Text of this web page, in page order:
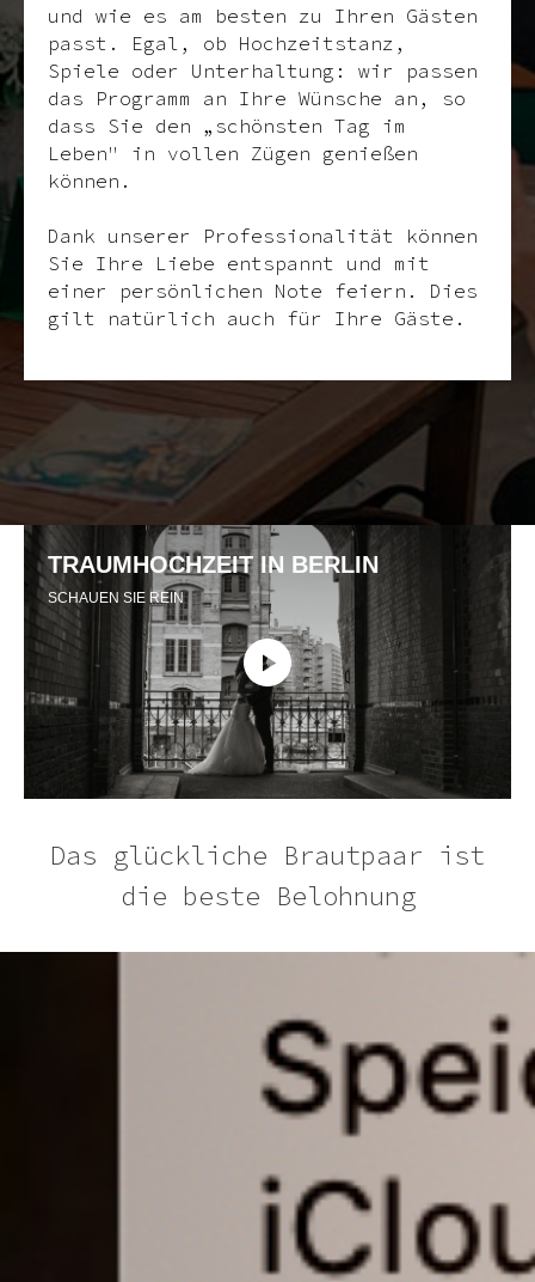
und wie es am besten zu Ihren Gästen
passt. Egal, ob Hochzeitstanz,
Spiele oder Unterhaltung: wir passen
das Programm an Ihre Wünsche an, so
dass Sie den „schönsten Tag im
Leben" in vollen Zügen genießen
können.
Dank unserer Professionalität können
Sie Ihre Liebe entspannt und mit
einer persönlichen Note feiern. Dies
gilt natürlich auch für Ihre Gäste.
TRAUMHOCHZEIT IN BERLIN
SCHAUEN SIE REIN
Das glückliche Brautpaar ist
die beste Belohnung